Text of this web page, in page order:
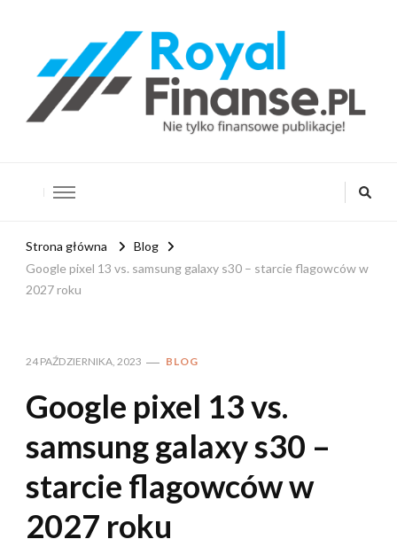
Strona główna
Blog
Google pixel 13 vs. samsung galaxy s30 – starcie flagowców w
2027 roku
24 PAŹDZIERNIKA, 2023 BLOG
Google pixel 13 vs.
samsung galaxy s30 –
starcie flagowców w
2027 roku